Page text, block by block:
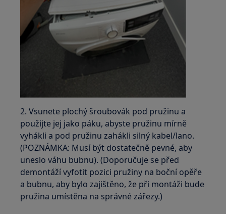
2. Vsunete plochý šroubovák pod pružinu a
použijte jej jako páku, abyste pružinu mírně
vyhákli a pod pružinu zahákli silný kabel/lano.
(POZNÁMKA: Musí být dostatečně pevné, aby
uneslo váhu bubnu). (Doporučuje se před
demontáží vyfotit pozici pružiny na boční opěře
a bubnu, aby bylo zajištěno, že při montáži bude
pružina umístěna na správné zářezy.)